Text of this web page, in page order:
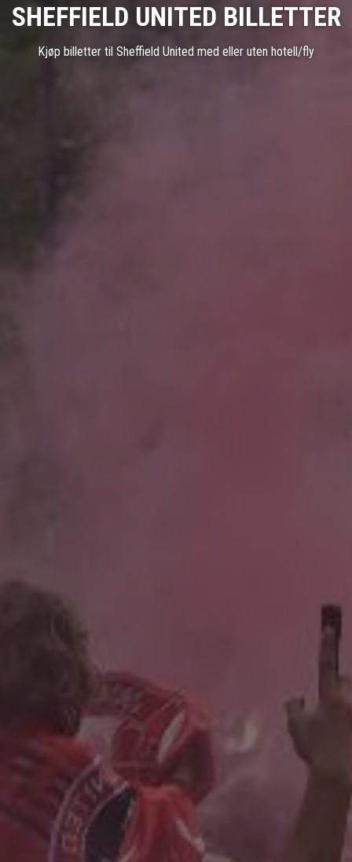
SHEFFIELD UNITED BILLETTER
Kjøp billetter til Sheffield United med eller uten hotell/fly